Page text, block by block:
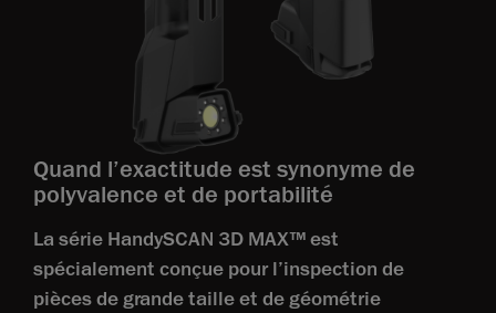
Quand l’exactitude est synonyme de
polyvalence et de portabilité
La série HandySCAN 3D MAX™ est
spécialement conçue pour l’inspection de
pièces de grande taille et de géométrie